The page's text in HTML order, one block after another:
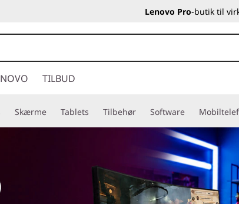
Lenovo Pro-butik til
TILBUD
Skærme Tablets Tilbehør Software